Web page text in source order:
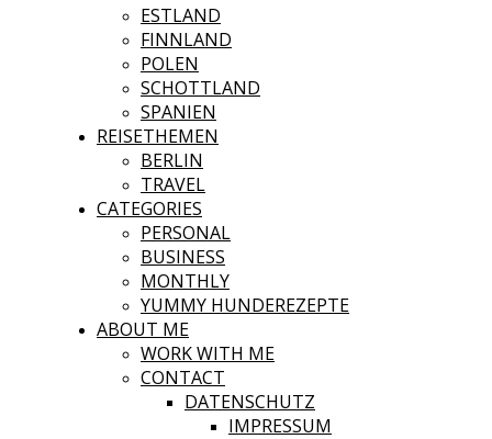
ESTLAND
FINNLAND
POLEN
SCHOTTLAND
SPANIEN
REISETHEMEN
BERLIN
TRAVEL
CATEGORIES
PERSONAL
BUSINESS
MONTHLY
YUMMY HUNDEREZEPTE
ABOUT ME
WORK WITH ME
CONTACT
DATENSCHUTZ
IMPRESSUM